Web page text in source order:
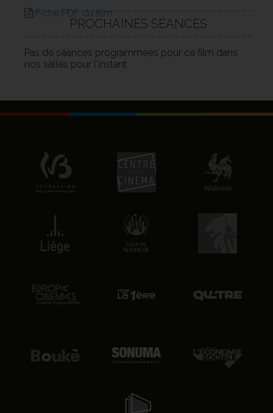
Fiche PDF du film
PROCHAINES SÉANCES
Pas de séances programmées pour ce film dans
nos salles pour l'instant.